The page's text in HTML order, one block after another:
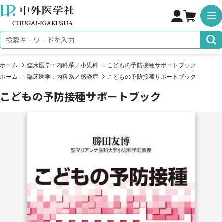
株式会社 中外医学社
検索キーワード
ホーム 臨床医学：内科系／小児科
こどもの予防接種サポートブック
ホーム
臨床医学：内科系／感染症 こどもの予防接種サポートブック
こどもの予防接種サポートブック